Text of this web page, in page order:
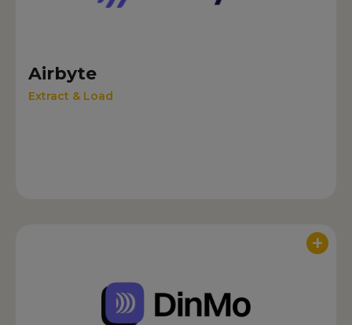
Airbyte
Extract & Load
+